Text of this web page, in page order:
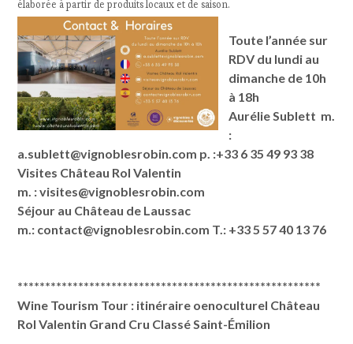
élaborée à partir de produits locaux et de saison.
Toute l’année sur
RDV du lundi au
dimanche de 10h
à 18h
Aurélie Sublett m.
:
a.sublett@vignoblesrobin.com p. :+33 6 35 49 93 38
Visites Château Rol Valentin
m. : visites@vignoblesrobin.com
Séjour au Château de Laussac
m.: contact@vignoblesrobin.com T.: +33 5 57 40 13 76
*******************************************************
Wine Tourism Tour : itinéraire oenoculturel Château
Rol Valentin Grand Cru Classé Saint-Émilion